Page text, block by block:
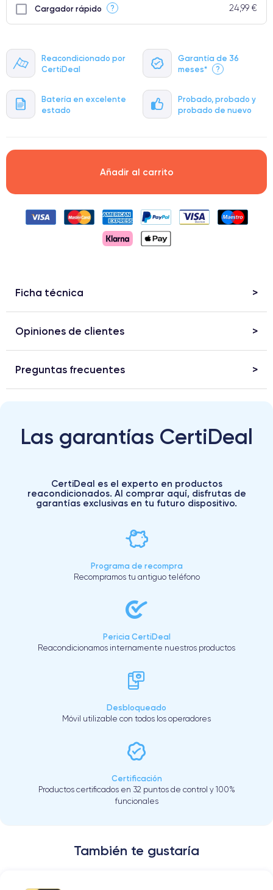
Reacondicionado por
CertiDeal
Garantía de 36
meses*
?
Batería en excelente
estado
Probado, probado y
probado de nuevo
Cargador rápido ? 24,99 €
Añadir al carrito
Ficha técnica
Opiniones de clientes
Preguntas frecuentes
Las garantías CertiDeal
CertiDeal es el experto en productos
reacondicionados. Al comprar aquí, disfrutas de
garantías exclusivas en tu futuro dispositivo.
Programa de recompra
Recompramos tu antiguo teléfono
Pericia CertiDeal
Reacondicionamos internamente nuestros productos
Desbloqueado
Móvil utilizable con todos los operadores
Certificación
Productos certificados en 32 puntos de control y 100%
funcionales
También te gustaría